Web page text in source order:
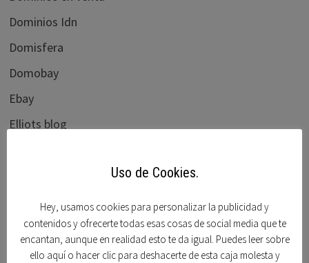
Dominios Idn
Domisfera
Domobay
Ebay
Elliots blog
Foro dominios
Frank schilling
Godaddy
Uso de Cookies.
Hey, usamos cookies para personalizar la publicidad y
contenidos y ofrecerte todas esas cosas de social media que te
encantan, aunque en realidad esto te da igual. Puedes leer sobre
ello aquí o hacer clic para deshacerte de esta caja molesta y